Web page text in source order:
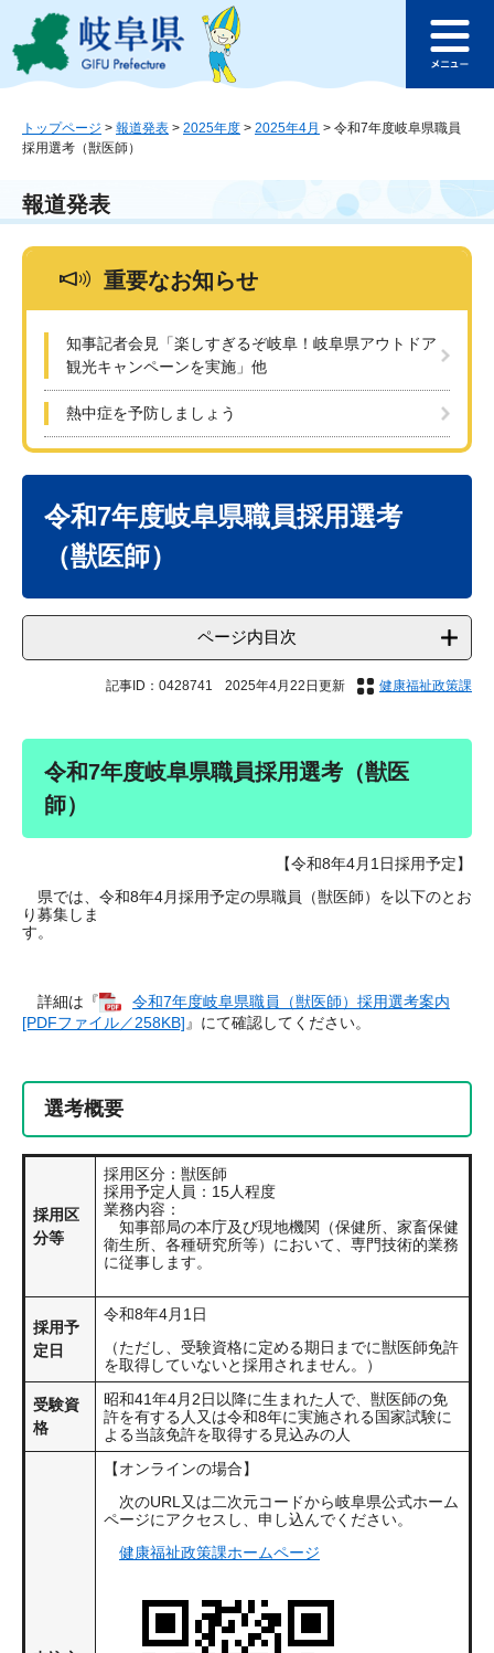
ジ
ュ
本
このページの本文へ
ュ
トップページ > 報道発表 > 2025年度 > 2025年4月 > 令和7年度岐阜県職員
採用選考（獣医師）
報道発表
重要なお知らせ
知事記者会見「楽しすぎるぞ岐阜！岐阜県アウトドア
観光キャンペーンを実施」他
熱中症を予防しましょう
令和7年度岐阜県職員採用選考
（獣医師）
ページ内目次
記事ID：0428741 2025年4月22日更新 健康福祉政策課
令和7年度岐阜県職員採用選考（獣医
師）
【令和8年4月1日採用予定】
県では、令和8年4月採用予定の県職員（獣医師）を以下のとお
り募集しま
す。
詳細は『
令和7年度岐阜県職員（獣医師）採用選考案内
[PDFファイル／258KB]』にて確認してください。
選考概要
採用区
分等
採用区分：獣医師
採用予定人員：15人程度
業務内容：
知事部局の本庁及び現地機関（保健所、家畜保健
衛生所、各種研究所等）において、専門技術的業務
に従事します。
採用予
定日
令和8年4月1日
（ただし、受験資格に定める期日までに獣医師免許
を取得していないと採用されません。）
受験資
格
昭和41年4月2日以降に生まれた人で、獣医師の免
許を有する人又は令和8年に実施される国家試験に
よる当該免許を取得する見込みの人
【オンラインの場合】
次のURL又は二次元コードから岐阜県公式ホーム
ページにアクセスし、申し込んでください。
健康福祉政策課ホームページ